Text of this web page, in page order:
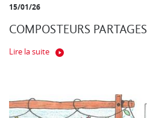
15/01/26
COMPOSTEURS PARTAGES
Lire la suite